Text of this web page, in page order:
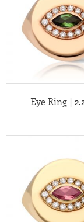
Eye Ring |